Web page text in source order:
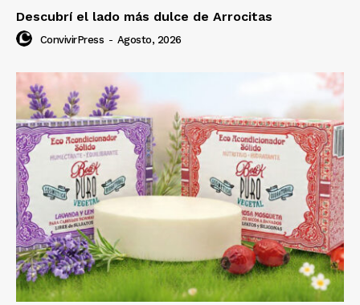
Descubrí el lado más dulce de Arrocitas
ConvivirPress - Agosto, 2026